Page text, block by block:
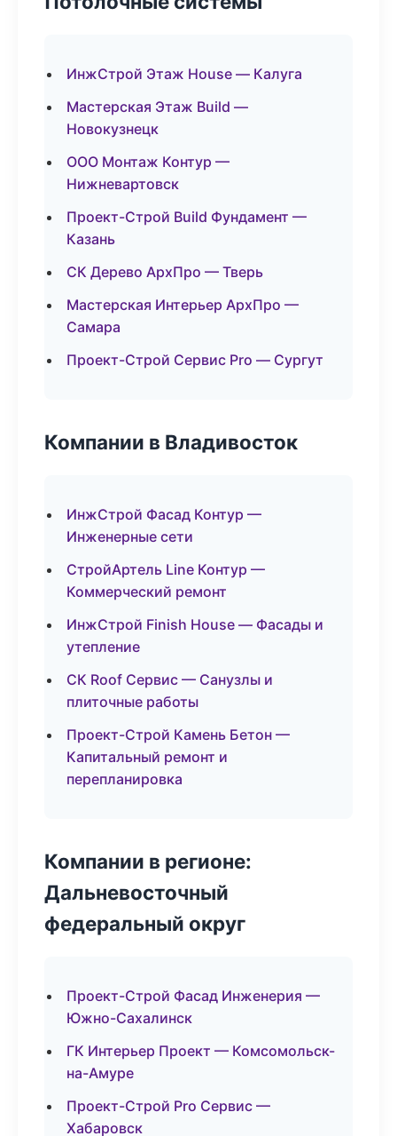
ИнжСтрой Этаж House — Калуга
Мастерская Этаж Build —
Новокузнецк
ООО Монтаж Контур —
Нижневартовск
Проект-Строй Build Фундамент —
Казань
СК Дерево АрхПро — Тверь
Мастерская Интерьер АрхПро —
Самара
Проект-Строй Сервис Pro — Сургут
Компании в Владивосток
ИнжСтрой Фасад Контур —
Инженерные сети
СтройАртель Line Контур —
Коммерческий ремонт
ИнжСтрой Finish House — Фасады и
утепление
СК Roof Сервис — Санузлы и
плиточные работы
Проект-Строй Камень Бетон —
Капитальный ремонт и
перепланировка
Компании в регионе:
Дальневосточный
федеральный округ
Проект-Строй Фасад Инженерия —
Южно-Сахалинск
ГК Интерьер Проект — Комсомольск-
на-Амуре
Проект-Строй Pro Сервис —
Хабаровск